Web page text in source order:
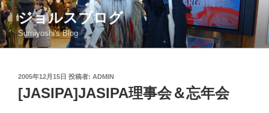
コ
ン
テ
ン
ジョルスブログ
Sumiyoshi's Blog
投
稿
日:
2005年12月15日 投稿者: ADMIN
[JASIPA]JASIPA理事会＆忘年会